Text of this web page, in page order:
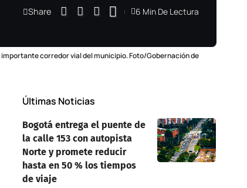
Share 6 Min De Lectura
corredor vial del municipio. Foto/Gobernación de
Últimas Noticias
Bogotá entrega el puente de
la calle 153 con autopista
Norte y promete reducir
hasta en 50 % los tiempos
de viaje